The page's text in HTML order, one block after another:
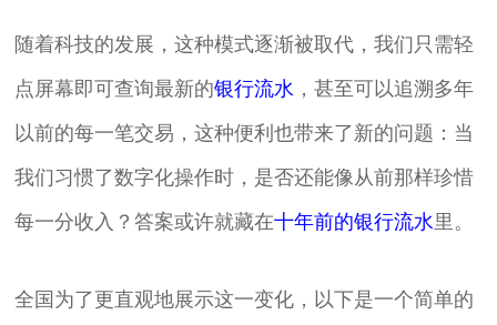
随着科技的发展，这种模式逐渐被取代，我们只需轻
点屏幕即可查询最新的银行流水 ，甚至可以追溯多年
以前的每一笔交易，这种便利也带来了新的问题：当
我们习惯了数字化操作时，是否还能像从前那样珍惜
每一分收入？答案或许就藏在十年前的银行流水里。
全国为了更直观地展示这一变化，以下是一个简单的